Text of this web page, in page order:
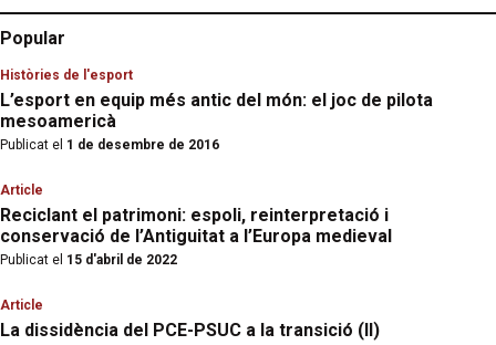
Popular
Històries de l'esport
L’esport en equip més antic del món: el joc de pilota
mesoamericà
Publicat el 1 de desembre de 2016
Article
Reciclant el patrimoni: espoli, reinterpretació i
conservació de l’Antiguitat a l’Europa medieval
Publicat el 15 d'abril de 2022
Article
La dissidència del PCE-PSUC a la transició (II)